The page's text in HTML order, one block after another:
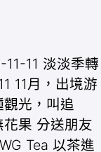
11 淡淡季轉
11月，出境游
光，叫追
果 分送朋友
Tea 以茶進